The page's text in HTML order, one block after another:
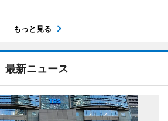
もっと見る
最新ニュース